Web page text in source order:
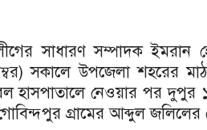
সাধারণ সম্পাদক ইমরান
সকালে উপজেলা শহরের
হাসপাতালে নেওয়ার পর দুপুর
গ্রামের আব্দুল জলিলের